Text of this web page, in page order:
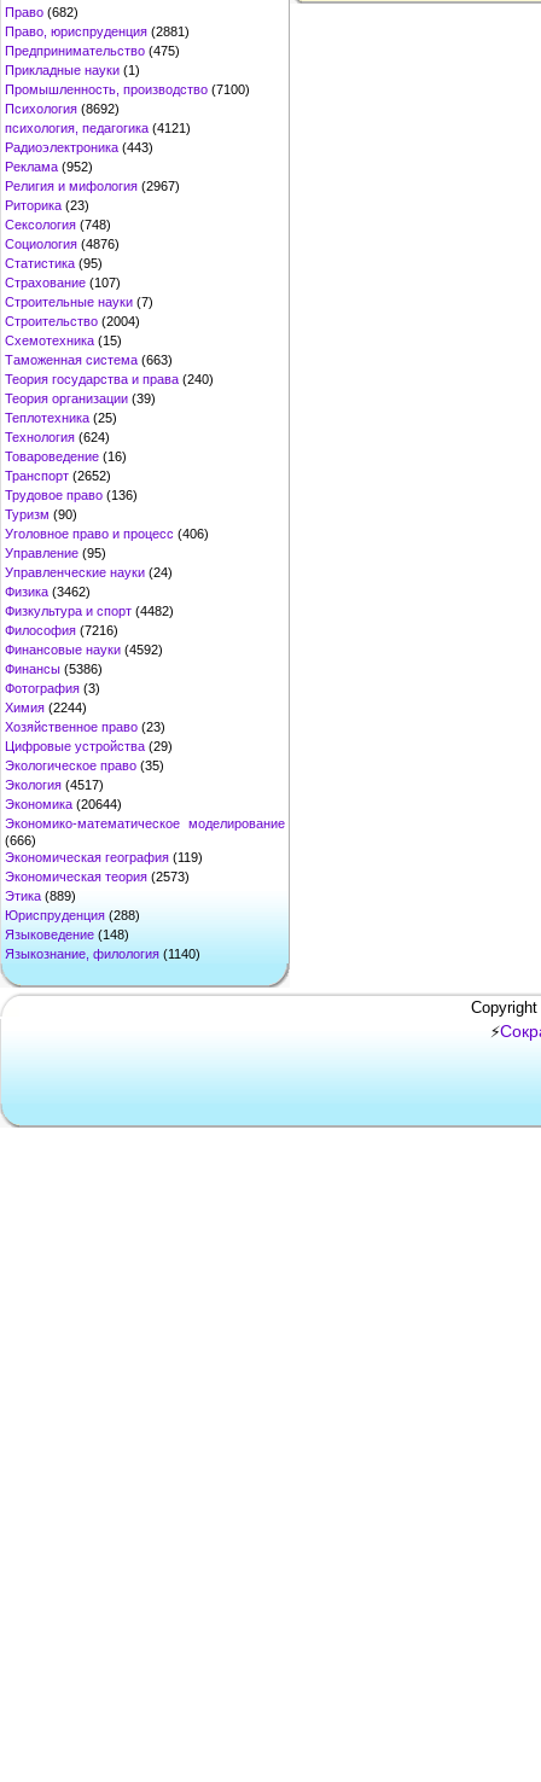
Право (682)
Право, юриспруденция (2881)
Предпринимательство (475)
Прикладные науки (1)
Промышленность, производство (7100)
Психология (8692)
психология, педагогика (4121)
Радиоэлектроника (443)
Реклама (952)
Религия и мифология (2967)
Риторика (23)
Сексология (748)
Социология (4876)
Статистика (95)
Страхование (107)
Строительные науки (7)
Строительство (2004)
Схемотехника (15)
Таможенная система (663)
Теория государства и права (240)
Теория организации (39)
Теплотехника (25)
Технология (624)
Товароведение (16)
Транспорт (2652)
Трудовое право (136)
Туризм (90)
Уголовное право и процесс (406)
Управление (95)
Управленческие науки (24)
Физика (3462)
Физкультура и спорт (4482)
Философия (7216)
Финансовые науки (4592)
Финансы (5386)
Фотография (3)
Химия (2244)
Хозяйственное право (23)
Цифровые устройства (29)
Экологическое право (35)
Экология (4517)
Экономика (20644)
Экономико-математическое моделирование
(666)
Экономическая география (119)
Экономическая теория (2573)
Этика (889)
Юриспруденция (288)
Языковедение (148)
Языкознание, филология (1140)
⚡